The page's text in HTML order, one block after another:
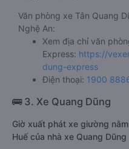
Văn phòng xe Tân Quang
Nghệ An:
Xem địa chỉ văn
Express: https://
dung-express
Điện thoại: 1900
🚌 3. Xe Quang Dũng
Giờ xuất phát xe giường
Huế của nhà xe Quang Dũng